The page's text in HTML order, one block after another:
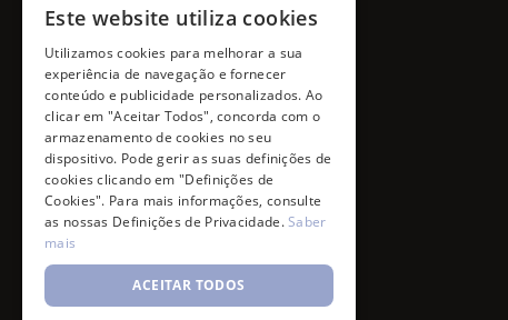
Este website utiliza cookies
Utilizamos cookies para melhorar a sua
experiência de navegação e fornecer
conteúdo e publicidade personalizados. Ao
clicar em "Aceitar Todos", concorda com o
armazenamento de cookies no seu
dispositivo. Pode gerir as suas definições de
cookies clicando em "Definições de
Cookies". Para mais informações, consulte
as nossas Definições de Privacidade.Saber
mais
ACEITAR TODOS